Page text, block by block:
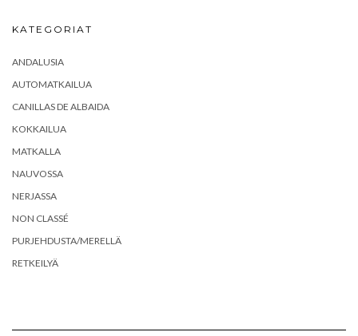
KATEGORIAT
ANDALUSIA
AUTOMATKAILUA
CANILLAS DE ALBAIDA
KOKKAILUA
MATKALLA
NAUVOSSA
NERJASSA
NON CLASSÉ
PURJEHDUSTA/MERELLÄ
RETKEILYÄ